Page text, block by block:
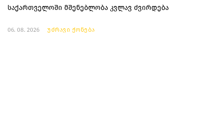
საქართველოში მშენებლობა კვლავ ძვირდება
06. 08. 2026 უძრავი ქონება